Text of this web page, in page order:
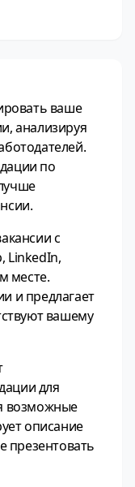
ваше
анализируя
по
с
LinkedIn,
месте.
и предлагает
вашему
для
возможные
описание
презентовать